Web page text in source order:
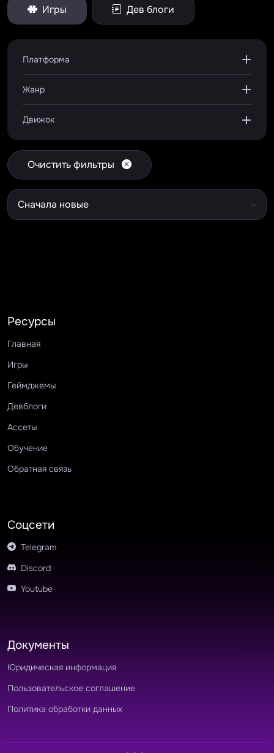
Игры Дев блоги
Платформа
Жанр
Движок
Очистить фильтры
Ресурсы
Главная
Игры
Геймджемы
Девблоги
Ассеты
Обучение
Обратная связь
Соцсети
Telegram
Discord
Youtube
Документы
Юридическая информация
Пользовательское соглашение
Политика обработки данных